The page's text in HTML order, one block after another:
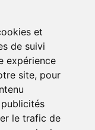
et
de suivi
expérience
site, pour
le trafic de